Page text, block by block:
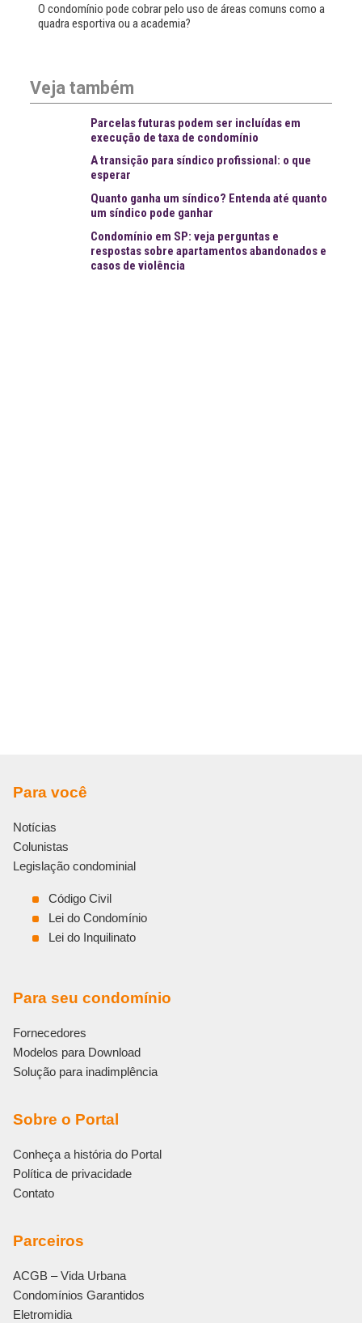
O condomínio pode cobrar pelo uso de áreas comuns como a
quadra esportiva ou a academia?
Veja também
Parcelas futuras podem ser incluídas em
execução de taxa de condomínio
A transição para síndico profissional: o que
esperar
Quanto ganha um síndico? Entenda até quanto
um síndico pode ganhar
Condomínio em SP: veja perguntas e
respostas sobre apartamentos abandonados e
casos de violência
Para você
Notícias
Colunistas
Legislação condominial
Código Civil
Lei do Condomínio
Lei do Inquilinato
Para seu condomínio
Fornecedores
Modelos para Download
Solução para inadimplência
Sobre o Portal
Conheça a história do Portal
Política de privacidade
Contato
Parceiros
ACGB – Vida Urbana
Condomínios Garantidos
Eletromidia